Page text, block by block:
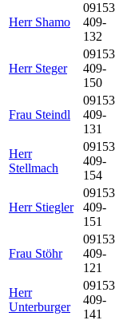
Herr Shamo
09153
409-
132
Herr Steger
09153
409-
150
Frau Steindl
09153
409-
131
Herr
Stellmach
09153
409-
154
Herr Stiegler
09153
409-
151
Frau Stöhr
09153
409-
121
Herr
Unterburger
09153
409-
141